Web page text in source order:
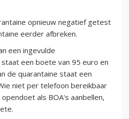
opnieuw negatief getest
eerder afbreken.
een ingevulde
een boete van 95 euro en
de quarantaine staat een
niet per telefoon bereikbaar
als BOA's aanbellen,